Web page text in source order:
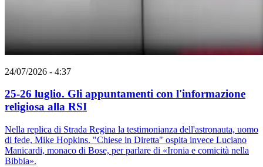
24/07/2026 - 4:37
25-26 luglio. Gli appuntamenti con l'informazione
religiosa alla RSI
Nella replica di Strada Regina la testimonianza dell'astronauta, uomo
di fede, Mike Hopkins. "Chiese in Diretta" ospita invece Luciano
Manicardi, monaco di Bose, per parlare di «Ironia e comicità nella
Bibbia».